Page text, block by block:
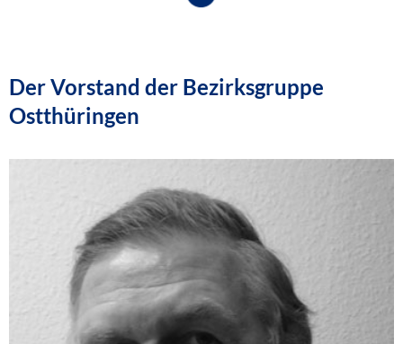
Der Vorstand der Bezirksgruppe
Ostthüringen